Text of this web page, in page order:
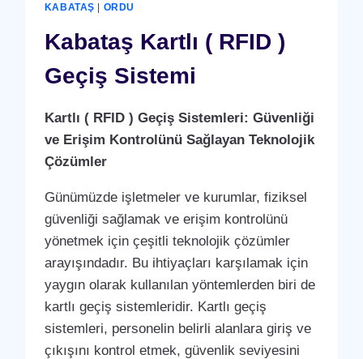
KABATAŞ ORDU
Kabataş Kartlı ( RFID )
Geçiş Sistemi
Kartlı ( RFID ) Geçiş Sistemleri: Güvenliği
ve Erişim Kontrolünü Sağlayan Teknolojik
Çözümler
Günümüzde işletmeler ve kurumlar, fiziksel
güvenliği sağlamak ve erişim kontrolünü
yönetmek için çeşitli teknolojik çözümler
arayışındadır. Bu ihtiyaçları karşılamak için
yaygın olarak kullanılan yöntemlerden biri de
kartlı geçiş sistemleridir. Kartlı geçiş
sistemleri, personelin belirli alanlara giriş ve
çıkışını kontrol etmek, güvenlik seviyesini